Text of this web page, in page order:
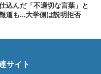
込んだ「不適切な言葉」と
道も...大学側は説明拒否
サイト